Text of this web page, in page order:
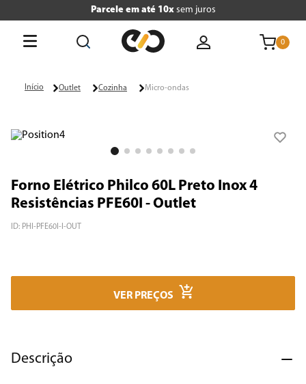
Parcele em até 10xsem juros
0
Outlet Cozinha Micro-ondas
Forno Elétrico Philco 60L Preto Inox 4
Resistências PFE60I - Outlet
ID: PHI-PFE60I-I-OUT
VER PREÇOS
Descrição
3º air fryer
4º microondas
7º cafeteira
9º forno